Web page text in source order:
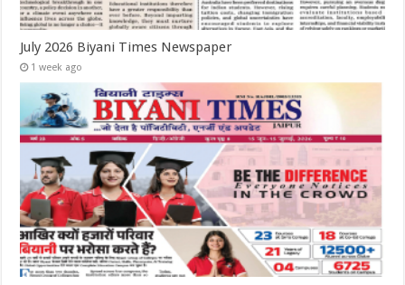
July 2026 Biyani Times Newspaper
1 week ago